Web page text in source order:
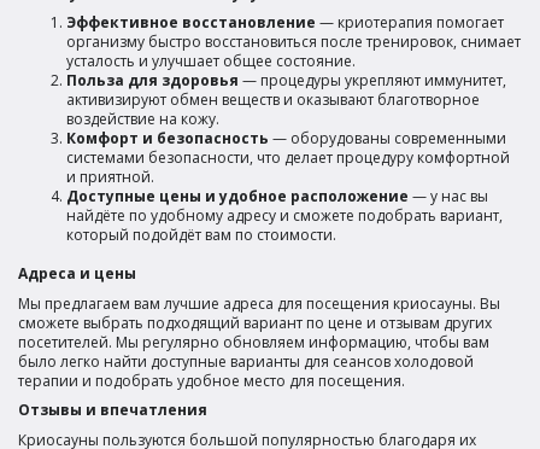
Эффективное восстановление — криотерапия помогает
организму быстро восстановиться после тренировок, снимает
усталость и улучшает общее состояние.
Польза для здоровья — процедуры укрепляют иммунитет,
активизируют обмен веществ и оказывают благотворное
воздействие на кожу.
Комфорт и безопасность — оборудованы современными
системами безопасности, что делает процедуру комфортной
и приятной.
Доступные цены и удобное расположение — у нас вы
найдёте по удобному адресу и сможете подобрать вариант,
который подойдёт вам по стоимости.
Адреса и цены
Мы предлагаем вам лучшие адреса для посещения криосауны. Вы
сможете выбрать подходящий вариант по цене и отзывам других
посетителей. Мы регулярно обновляем информацию, чтобы вам
было легко найти доступные варианты для сеансов холодовой
терапии и подобрать удобное место для посещения.
Отзывы и впечатления
Криосауны пользуются большой популярностью благодаря их